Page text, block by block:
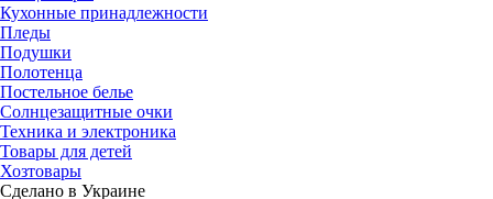
Кухонные принадлежности
Пледы
Подушки
Полотенца
Постельное белье
Солнцезащитные очки
Техника и электроника
Товары для детей
Хозтовары
Сделано в Украине